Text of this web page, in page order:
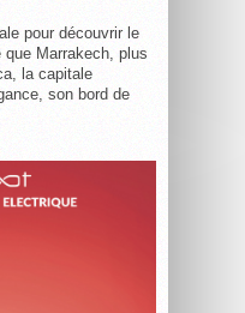
pour découvrir le
Marrakech, plus
la capitale
son bord de